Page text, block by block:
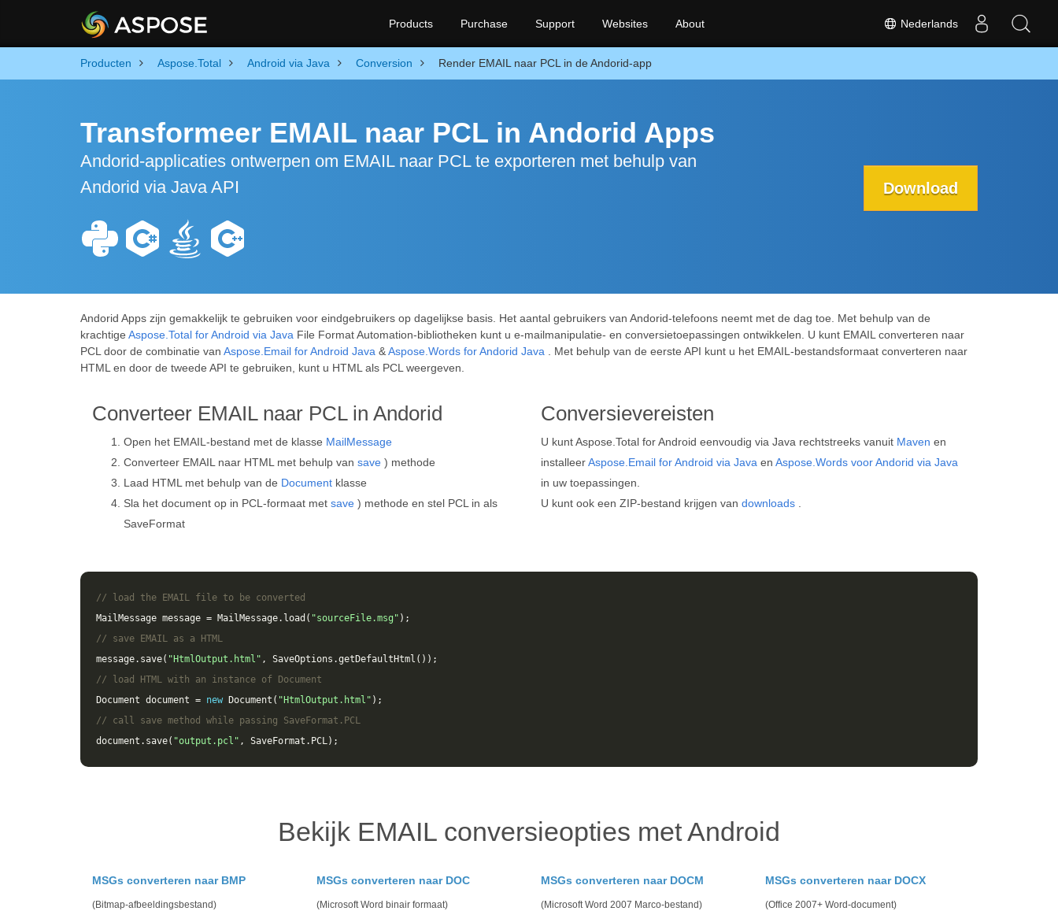
Nederlands
Products Purchase Support Websites About
Producten Aspose.Total Android via Java Conversion Render EMAIL naar PCL in de Andorid-app
Transformeer EMAIL naar PCL in Andorid Apps
Andorid-applicaties ontwerpen om EMAIL naar PCL te exporteren met behulp van
Andorid via Java API
Download
Andorid Apps zijn gemakkelijk te gebruiken voor eindgebruikers op dagelijkse basis. Het aantal gebruikers van Andorid-telefoons neemt met de dag toe. Met behulp van de
krachtige Aspose.Total for Android via Java File Format Automation-bibliotheken kunt u e-mailmanipulatie- en conversietoepassingen ontwikkelen. U kunt EMAIL converteren naar
PCL door de combinatie van Aspose.Email for Android Java &Aspose.Words for Andorid Java . Met behulp van de eerste API kunt u het EMAIL-bestandsformaat converteren naar
HTML en door de tweede API te gebruiken, kunt u HTML als PCL weergeven.
Converteer EMAIL naar PCL in Andorid
Open het EMAIL-bestand met de klasse MailMessage
Converteer EMAIL naar HTML met behulp van save ) methode
Laad HTML met behulp van de Document klasse
Sla het document op in PCL-formaat met save ) methode en stel PCL in als
SaveFormat
Conversievereisten
U kunt Aspose.Total for Android eenvoudig via Java rechtstreeks vanuit Maven en
installeerAspose.Email for Android via Java en Aspose.Words voor Andorid via Java
in uw toepassingen.
U kunt ook een ZIP-bestand krijgen van downloads
// load the EMAIL file to be converted
MailMessage message = MailMessage. load ( "sourceFile.msg" );
// save EMAIL as a HTML
message. save( "HtmlOutput.html" , SaveOptions .getDefaultHtml ());
// load HTML with an instance of Document
Document document = new Document ( "HtmlOutput.html" );
// call save method while passing SaveFormat.PCL
document . save( "output.pcl" , SaveFormat . PCL);
Bekijk EMAIL conversieopties met Android
MSGs converteren naar BMP
(Bitmap-afbeeldingsbestand)
MSGs converteren naar DOC
(Microsoft Word binair formaat)
MSGs converteren naar DOCM
(Microsoft Word 2007 Marco-bestand)
MSGs converteren naar DOCX
(Office 2007+ Word-document)